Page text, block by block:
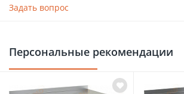
Задать вопрос
Персональные рекомендации